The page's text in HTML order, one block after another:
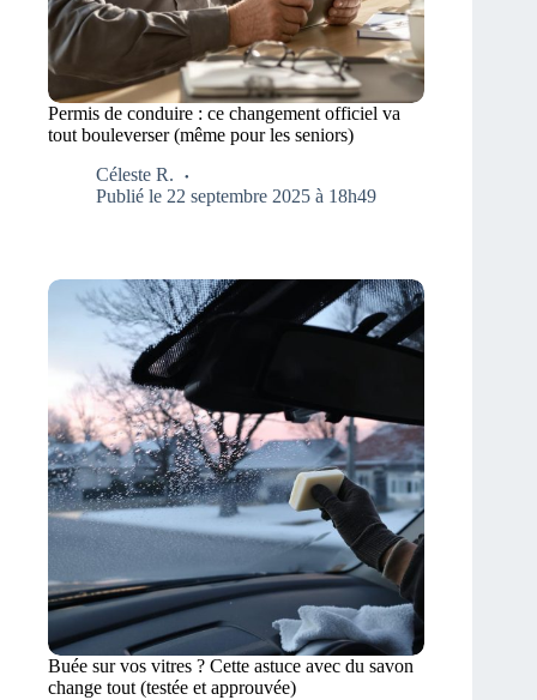
Permis de conduire : ce changement officiel va
tout bouleverser (même pour les seniors)
Céleste R.
Publié le 22 septembre 2025 à 18h49
Buée sur vos vitres ? Cette astuce avec du savon
change tout (testée et approuvée)